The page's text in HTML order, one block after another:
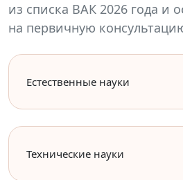
из списка ВАК 2026 года и
на первичную
Естественные науки
Технические науки